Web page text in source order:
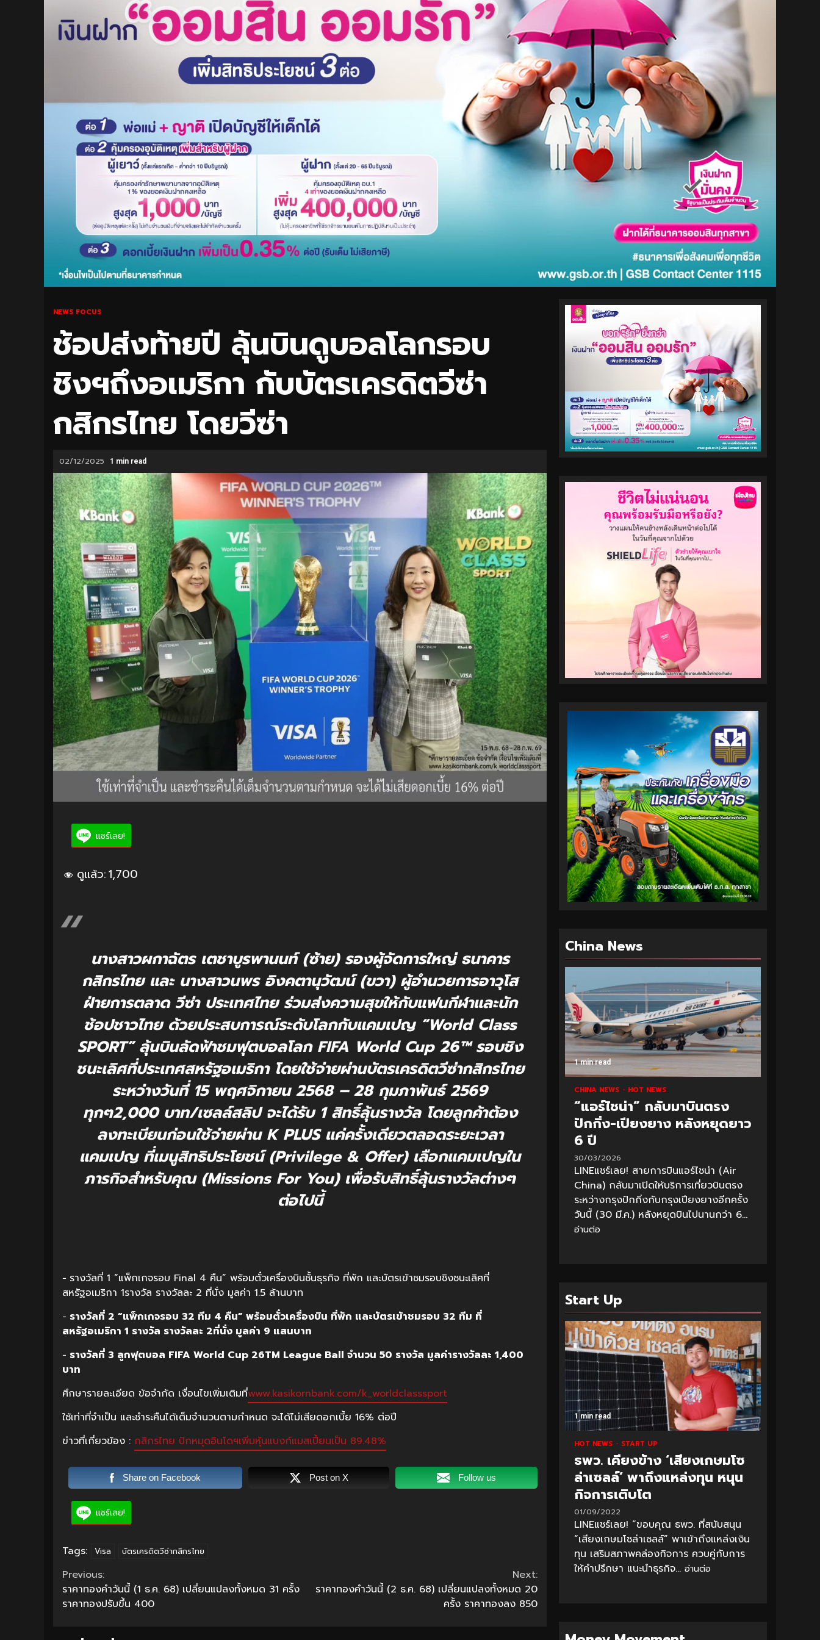
NEWS FOCUS
ช้อปส่งท้ายปี ลุ้นบินดูบอลโลกรอบ
ชิงฯถึงอเมริกา กับบัตรเครดิตวีซ่า
กสิกรไทย โดยวีซ่า
02/12/2025 1 min read
แชร์เลย!
ดูแล้ว:1,700
นางสาวผกาฉัตร เตชาบูรพานนท์ (ซ้าย) รองผู้จัดการใหญ่ ธนาคาร
กสิกรไทย และ นางสาวนพร อิงคตานุวัฒน์ (ขวา) ผู้อำนวยการอาวุโส
ฝ่ายการตลาด วีซ่า ประเทศไทย ร่วมส่งความสุขให้กับแฟนกีฬาและนัก
ช้อปชาวไทย ด้วยประสบการณ์ระดับโลกกับแคมเปญ “World Class
SPORT” ลุ้นบินลัดฟ้าชมฟุตบอลโลก FIFA World Cup 26™ รอบชิง
ชนะเลิศที่ประเทศสหรัฐอเมริกา โดยใช้จ่ายผ่านบัตรเครดิตวีซ่ากสิกรไทย
ระหว่างวันที่ 15 พฤศจิกายน 2568 – 28 กุมภาพันธ์ 2569
ทุกๆ2,000 บาท/เซลล์สลิป จะได้รับ 1 สิทธิ์ลุ้นรางวัล โดยลูกค้าต้อง
ลงทะเบียนก่อนใช้จ่ายผ่าน K PLUS แค่ครั้งเดียวตลอดระยะเวลา
แคมเปญ ที่เมนูสิทธิประโยชน์ (Privilege & Offer) เลือกแคมเปญใน
ภารกิจสำหรับคุณ (Missions For You) เพื่อรับสิทธิ์ลุ้นรางวัลต่างๆ
ต่อไปนี้
− รางวัลที่ 1 “แพ็กเกจรอบ Final 4 คืน” พร้อมตั๋วเครื่องบินชั้นธุรกิจ ที่พัก และบัตรเข้าชมรอบชิงชนะเลิศที่
สหรัฐอเมริกา 1รางวัล รางวัลละ 2 ที่นั่ง มูลค่า 1.5 ล้านบาท
− รางวัลที่ 2 “แพ็กเกจรอบ 32 ทีม 4 คืน” พร้อมตั๋วเครื่องบิน ที่พัก และบัตรเข้าชมรอบ 32 ทีม ที่
สหรัฐอเมริกา 1 รางวัล รางวัลละ 2ที่นั่ง มูลค่า 9 แสนบาท
− รางวัลที่ 3 ลูกฟุตบอล FIFA World Cup 26TM League Ball จำนวน 50 รางวัล มูลค่ารางวัลละ 1,400
บาท
ศึกษารายละเอียด ข้อจำกัด เงื่อนไขเพิ่มเติมที่www.kasikornbank.com/k_worldclasssport
ใช้เท่าที่จำเป็น และชำระคืนได้เต็มจำนวนตามกำหนด จะได้ไม่เสียดอกเบี้ย 16% ต่อปี
ข่าวที่เกี่ยวข้อง : กสิกรไทย ปักหมุดอินโดฯเพิ่มหุ้นแบงก์แมสเปี้ยนเป็น 89.48%
Share on Facebook Post on X Follow us
แชร์เลย!
Tags: Visa บัตรเครดิตวีซ่ากสิกรไทย
Continue
Reading
Previous:
ราคาทองคำวันนี้ (1 ธ.ค. 68) เปลี่ยนแปลงทั้งหมด 31 ครั้ง
ราคาทองปรับขึ้น 400
Next:
ราคาทองคำวันนี้ (2 ธ.ค. 68) เปลี่ยนแปลงทั้งหมด 20
ครั้ง ราคาทองลง 850
China News
1 min read
CHINA NEWS HOT NEWS
“แอร์ไชน่า” กลับมาบินตรง
ปักกิ่ง-เปียงยาง หลังหยุดยาว
6 ปี
30/03/2026
LINEแชร์เลย! สายการบินแอร์ไชน่า (Air
China) กลับมาเปิดให้บริการเที่ยวบินตรง
ระหว่างกรุงปักกิ่งกับกรุงเปียงยางอีกครั้ง
วันนี้ (30 มี.ค.) หลังหยุดบินไปนานกว่า 6...
อ่านต่อ
Start Up
1 min read
HOT NEWS START UP
ธพว. เคียงข้าง ‘เสียงเกษมโซ
ล่าเซลล์’ พาถึงแหล่งทุน หนุน
กิจการเติบโต
01/09/2022
LINEแชร์เลย! “ขอบคุณ ธพว. ที่สนับสนุน
“เสียงเกษมโซล่าเซลล์” พาเข้าถึงแหล่งเงิน
ทุน เสริมสภาพคล่องกิจการ ควบคู่กับการ
ให้คำปรึกษา แนะนำธุรกิจ... อ่านต่อ